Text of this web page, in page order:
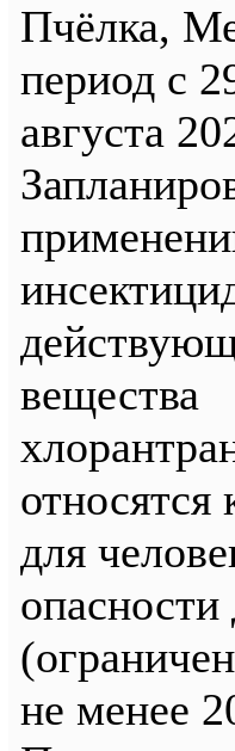
Пчёлка,
период с
августа
вещества
относятся
для
опасности
не менее